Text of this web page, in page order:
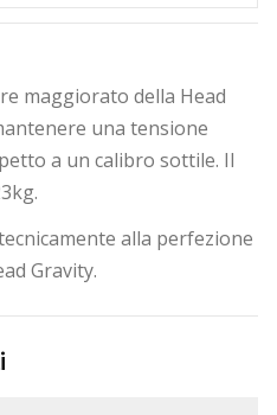
maggiorato della Head
una tensione
a un calibro sottile. Il
alla perfezione
Gravity.